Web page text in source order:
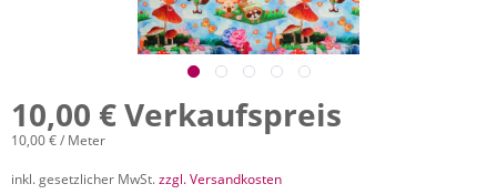
10,00 € Verkaufspreis
10,00 € / Meter
inkl. gesetzlicher MwSt.zzgl. Versandkosten